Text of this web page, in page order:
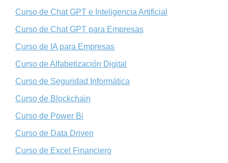
Curso de Chat GPT e Inteligencia Artificial
Curso de Chat GPT para Empresas
Curso de IA para Empresas
Curso de Alfabetización Digital
Curso de Seguridad Informática
Curso de Blockchain
Curso de Power Bi
Curso de Data Driven
Curso de Excel Financiero